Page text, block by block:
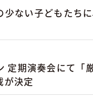
少ない子どもたち
定期演奏会にて「
が決定